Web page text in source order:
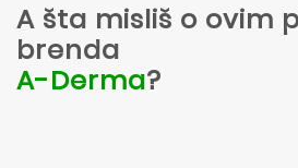
A šta misliš o ovim
brenda
A-Derma?